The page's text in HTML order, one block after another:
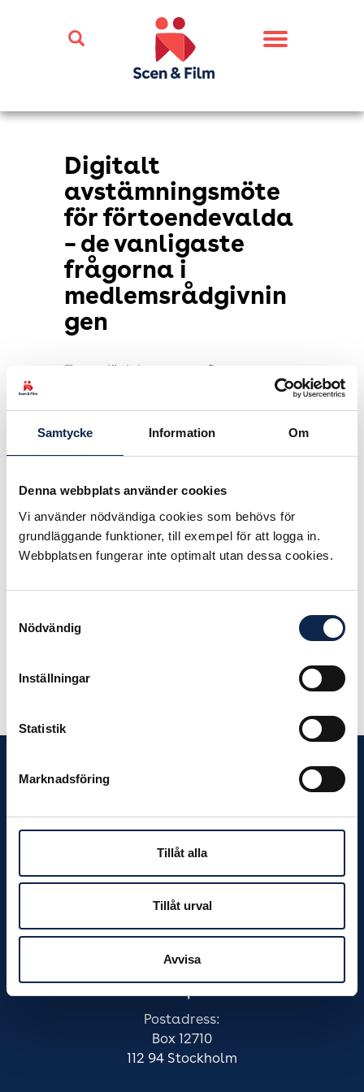
Samtycke Information Om
Denna webbplats använder cookies
Vi använder nödvändiga cookies som behövs för
grundläggande funktioner, till exempel för att logga in.
Webbplatsen fungerar inte optimalt utan dessa cookies.
Nödvändig
Inställningar
Statistik
Marknadsföring
Tillåt alla
Tillåt urval
Avvisa
Toggle
Digitalt
avstämningsmöte
för förtoendevalda
– de vanligaste
frågorna i
medlemsrådgivnin
gen
Datum:
15 okt 2025
Teamslänk har
Har du inte fått ett
mejl? Kontakta oss
Publicerad:2025-10-
01
Råd och stöd
Om Scen & Film
Kontakta oss
Kakor
Dina personuppgifter
Akti Scen & Film
Besöksadress: Kaplansbacken 2A
Postadress:
Box 12710
112 94 Stockholm